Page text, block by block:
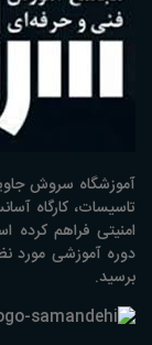
آموزشگاه سروش
تاسیسات، کارگاه
امنیتی فراهم
دوره آموزشی مورد
برسید.